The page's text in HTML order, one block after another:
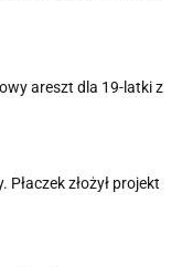
areszt dla 19-latki z
złożył projekt